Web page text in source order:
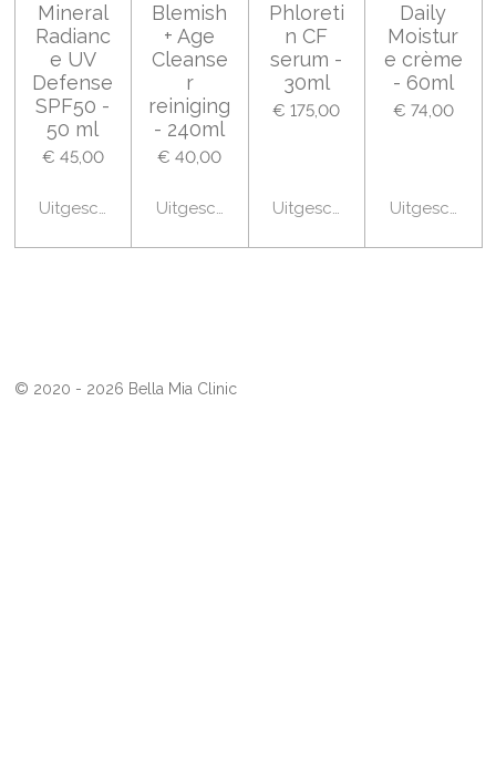
Mineral
Radianc
e UV
Defense
SPF50 -
50 ml
€ 45,00
Uitgeschakeld
Blemish
+ Age
Cleanse
r
reiniging
- 240ml
€ 40,00
Uitgeschakeld
Phloreti
n CF
serum -
30ml
€ 175,00
Uitgeschakeld
Daily
Moistur
e crème
- 60ml
€ 74,00
© 2020 - 2026 Bella Mia Clinic